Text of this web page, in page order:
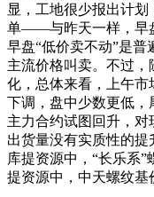
显，工地很少报出计
单——与昨天一样，早
早盘“低价卖不动”是
主流价格叫卖。不过，
化，总体来看，上午
下调，盘中少数更低
主力合约试图回升，
出货量没有实质性的提
库提资源中，“长乐系”
提资源中，中天螺纹基